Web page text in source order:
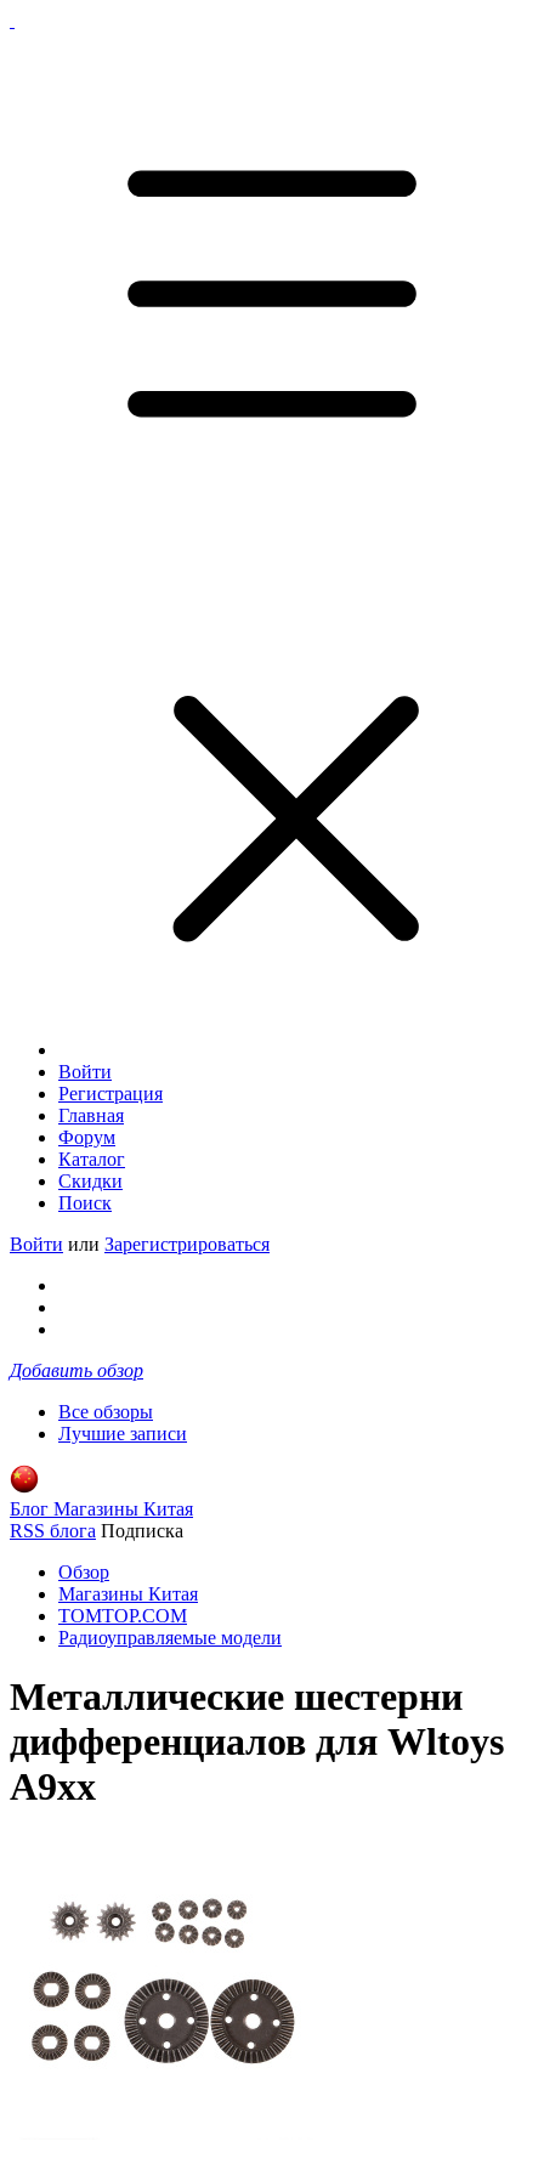
Войти
Регистрация
Главная
Форум
Каталог
Скидки
Поиск
Войти или Зарегистрироваться
Добавить обзор
Все обзоры
Лучшие записи
Блог Магазины Китая
RSS блога Подписка
Обзор
Магазины Китая
TOMTOP.COM
Радиоуправляемые модели
Металлические шестерни
дифференциалов для Wltoys
A9xx